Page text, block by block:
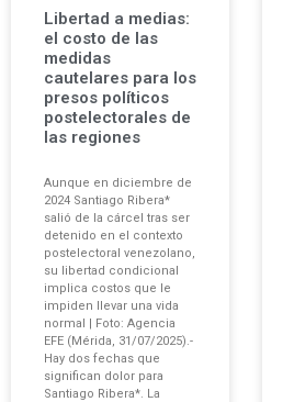
Libertad a medias:
el costo de las
medidas
cautelares para los
presos políticos
postelectorales de
las regiones
Aunque en diciembre de
2024 Santiago Ribera*
salió de la cárcel tras ser
detenido en el contexto
postelectoral venezolano,
su libertad condicional
implica costos que le
impiden llevar una vida
normal | Foto: Agencia
EFE (Mérida, 31/07/2025).-
Hay dos fechas que
significan dolor para
Santiago Ribera*. La